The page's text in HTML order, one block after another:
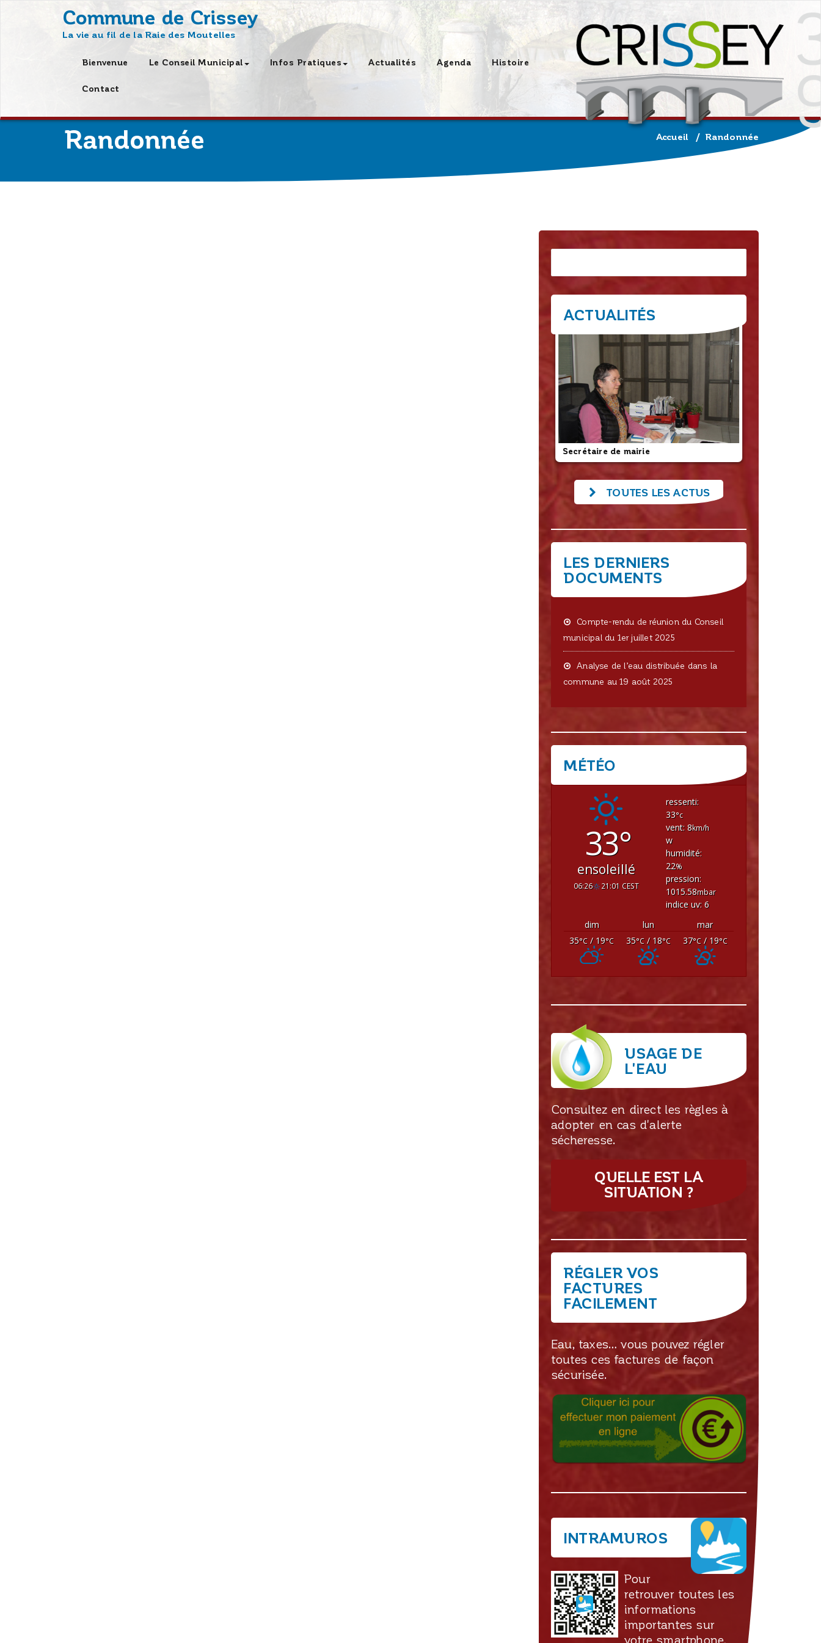
Commune de Crissey
La vie au fil de la Raie des Moutelles
Bienvenue Le Conseil Municipal Infos Pratiques Actualités Agenda Histoire
Contact
Randonnée Accueil / Randonnée
ACTUALITÉS
Secrétaire de mairie
TOUTES LES ACTUS
LES DERNIERS
DOCUMENTS
Compte-rendu de réunion du Conseil
municipal du 1er juillet 2025
Analyse de l’eau distribuée dans la
commune au 19 août 2025
MÉTÉO
33°
ensoleillé
06:26 21:01 CEST
ressenti:
33°c
vent: 8km/h
w
humidité:
22%
pression:
1015.58mbar
indice uv: 6
dim
lun
mar
35°C / 19°C 35°C/ 18°C 37°C/ 19°C
USAGE DE
L'EAU
Consultez en direct les règles à
adopter en cas d'alerte
sécheresse.
QUELLE EST LA
SITUATION ?
RÉGLER VOS
FACTURES
FACILEMENT
Eau, taxes… vous pouvez régler
toutes ces factures de façon
sécurisée.
INTRAMUROS
Pour
retrouver toutes les
informations
importantes sur
votre smartphone,